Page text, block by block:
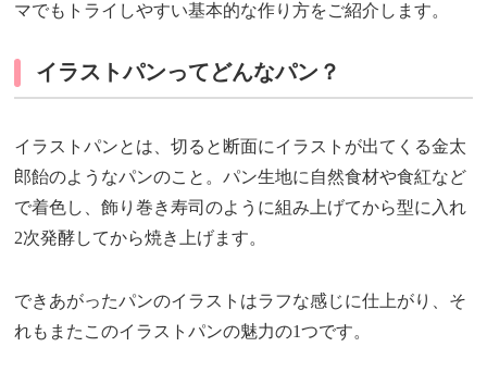
マでもトライしやすい基本的な作り方をご紹介します。
イラストパンってどんなパン？
イラストパンとは、切ると断面にイラストが出てくる金太
郎飴のようなパンのこと。パン生地に自然食材や食紅など
で着色し、飾り巻き寿司のように組み上げてから型に入れ
2次発酵してから焼き上げます。
できあがったパンのイラストはラフな感じに仕上がり、そ
れもまたこのイラストパンの魅力の1つです。